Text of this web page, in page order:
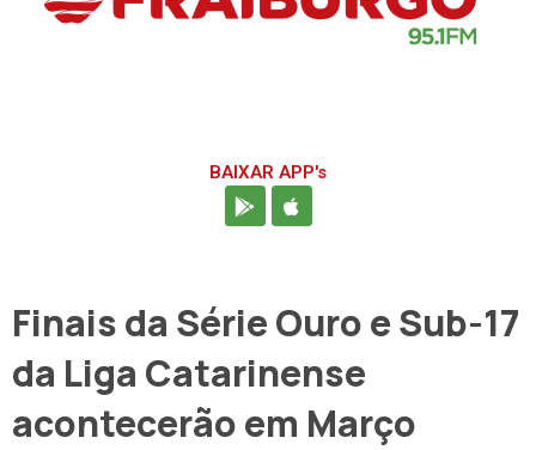
BAIXAR APP's
Finais da Série Ouro e Sub-17
da Liga Catarinense
acontecerão em Março